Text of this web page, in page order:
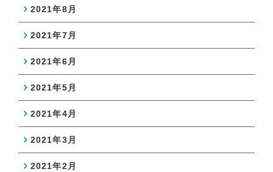
2021年8月
2021年7月
2021年6月
2021年5月
2021年4月
2021年3月
2021年2月